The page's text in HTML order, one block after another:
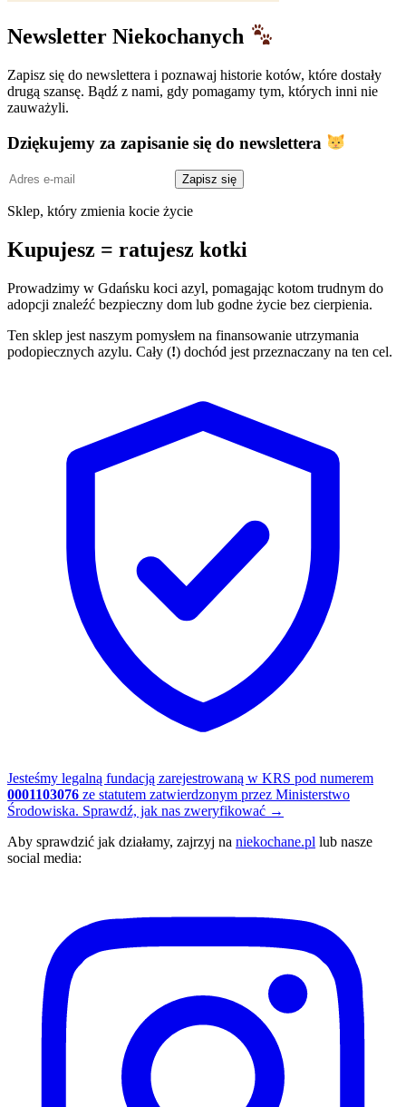
Newsletter Niekochanych
Zapisz się do newslettera i poznawaj historie kotów, które dostały
drugą szansę. Bądź z nami, gdy pomagamy tym, których inni nie
zauważyli.
Dziękujemy za zapisanie się do newslettera
Adres
mail
Zapisz się
Sklep, który zmienia kocie życie
Kupujesz = ratujesz kotki
Prowadzimy w Gdańsku koci azyl, pomagając kotom trudnym do
adopcji znaleźć bezpieczny dom lub godne życie bez cierpienia.
Ten sklep jest naszym pomysłem na finansowanie utrzymania
podopiecznych azylu. Cały (!) dochód jest przeznaczany na ten cel.
Jesteśmy legalną fundacją zarejestrowaną w KRS pod numerem
0001103076 ze statutem zatwierdzonym przez Ministerstwo
Środowiska. Sprawdź, jak nas zweryfikować →
Aby sprawdzić jak działamy, zajrzyj na niekochane.pl lub nasze
social media: